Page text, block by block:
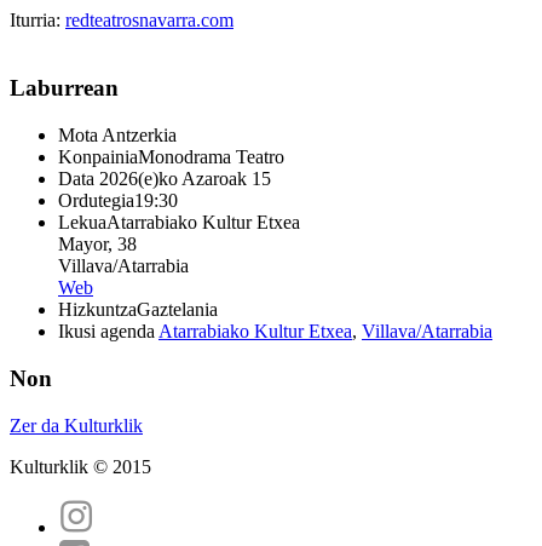
Iturria: redteatrosnavarra.com
Laburrean
Mota Antzerkia
KonpainiaMonodrama Teatro
Data 2026(e)ko Azaroak 15
Ordutegia19:30
LekuaAtarrabiako Kultur Etxea
Mayor, 38
Villava/Atarrabia
Web
HizkuntzaGaztelania
Ikusi agenda Atarrabiako Kultur Etxea, Villava/Atarrabia
Non
Zer da Kulturklik
Kulturklik © 2015